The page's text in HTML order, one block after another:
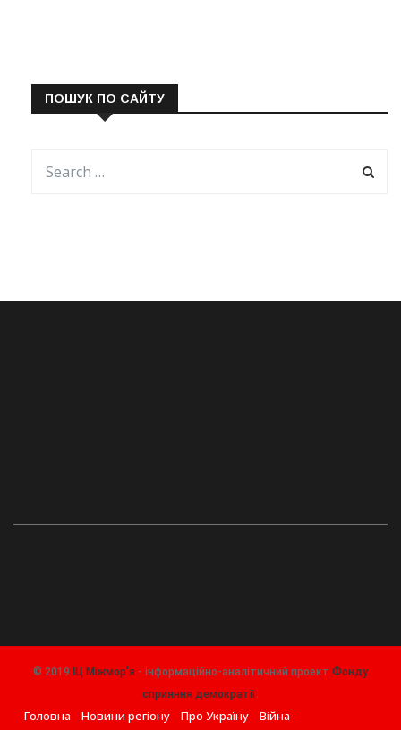
ПОШУК ПО САЙТУ
© 2019 ІЦ Міжмор'я - інформаційно-аналітичний проект Фонду
сприяння демократії.
Головна Новини регіону Про Україну
Війна